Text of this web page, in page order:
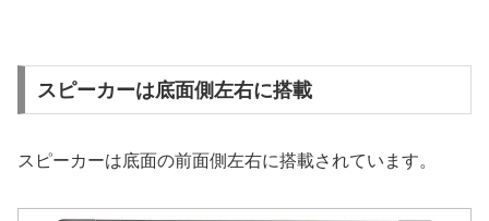
スピーカーは底面側左右に搭載
スピーカーは底面の前面側左右に搭載されています。